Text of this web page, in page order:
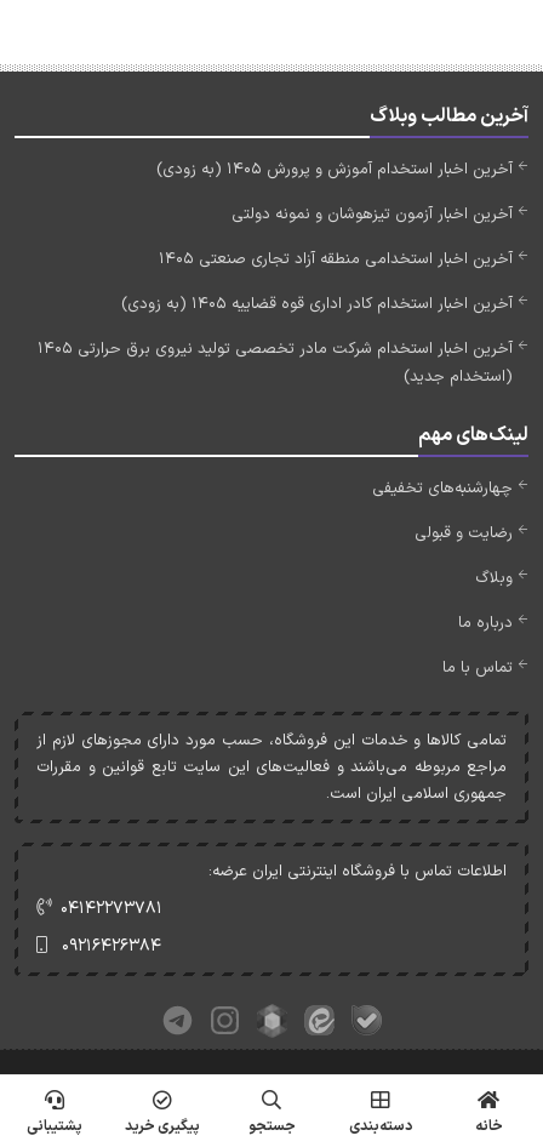
آخرین مطالب وبلاگ
آخرین اخبار استخدام آموزش و پرورش 1405 (به زودی)
آخرین اخبار آزمون تیزهوشان و نمونه دولتی
آخرین اخبار استخدامی منطقه آزاد تجاری صنعتی 1405
آخرین اخبار استخدام کادر اداری قوه قضاییه 1405 (به زودی)
آخرین اخبار استخدام شرکت مادر تخصصی تولید نیروی برق حرارتی 1405
(استخدام جدید)
لینک‌های مهم
چهارشنبه‌های تخفیفی
رضایت و قبولی
وبلاگ
درباره ما
تماس با ما
تمامی کالاها و خدمات اين فروشگاه، حسب مورد دارای مجوزهای لازم از
مراجع مربوطه می‌باشند و فعاليت‌های اين سايت تابع قوانين و مقررات
جمهوری اسلامی ايران است.
اطلاعات تماس با فروشگاه اینترنتی ایران عرضه:
۰۴۱۴۲۲۷۳۷۸۱
۰۹۲۱۶۴۲۶۳۸۴
کلیه حقوق این وبسایت متعلق به ایران عرضه می‌باشد.
© Copyrights - IranArze.ir - 1405
خانه دسته‌بندی جستجو پیگیری خرید پشتیبانی